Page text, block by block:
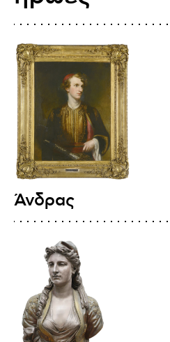
Άνδρας